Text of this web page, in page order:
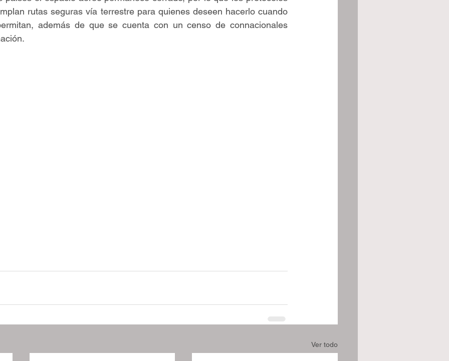
rutas seguras vía terrestre para quienes deseen hacerlo cuando
además de que se cuenta con un censo de connacionales
Ver todo